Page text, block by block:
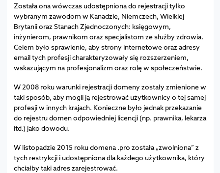
Została ona wówczas udostępniona do rejestracji tylko
wybranym zawodom w Kanadzie, Niemczech, Wielkiej
Brytanii oraz Stanach Zjednoczonych: księgowym,
inżynierom, prawnikom oraz specjalistom ze służby zdrowia.
Celem było sprawienie, aby strony internetowe oraz adresy
email tych profesji charakteryzowały się rozszerzeniem,
wskazującym na profesjonalizm oraz rolę w społeczeństwie.
W 2008 roku warunki rejestracji domeny zostały zmienione w
taki sposób, aby mogli ją rejestrować użytkownicy o tej samej
profesji w innych krajach. Konieczne było jednak przekazanie
do rejestru domen odpowiedniej licencji (np. prawnika, lekarza
itd.) jako dowodu.
W listopadzie 2015 roku domena .pro została „zwolniona” z
tych restrykcji i udostępniona dla każdego użytkownika, który
chciałby taki adres zarejestrować.